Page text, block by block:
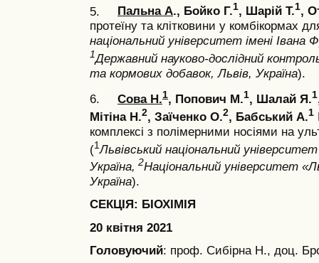
5. Пальна А., Бойко Г.1, Шарій Т.1,
протеїну та клітковини у комбікормах
національний університет імені Івана
1Державний науково-дослідний
та кормових добавок, Львів, Україна).
6. Сова Н.1, Попович М.1, Шалай Я.1
Мітіна Н.2, Заїченко О.2, Бабський А.1
комплексі з полімерними носіями на
(1Львівський національний
Україна, 2Національний університет
Україна).
СЕКЦІЯ: БІОХІМІЯ
20 квітня 2021
Головуючий: проф. Сибірна Н., доц.